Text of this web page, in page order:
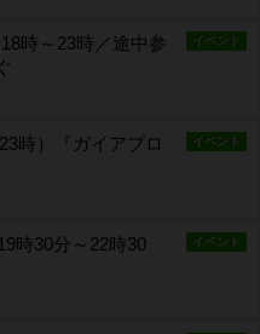
イベント
時～23時／途中参
イベント
時）『ガイアプロ
イベント
時30分～22時30